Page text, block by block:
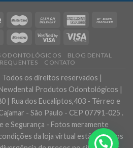
ODONTOLÓGICOS
BLOG DENTAL
CONTATO
os direitos reservados |
Produtos Odontológicos |
| Rua dos Eucaliptos,403 - Térreo e
- São Paulo - CEP 07791-025 .
e Segurança - Fotos meramente
da loja virtual estão sujeitos
Precisa de ajuda?